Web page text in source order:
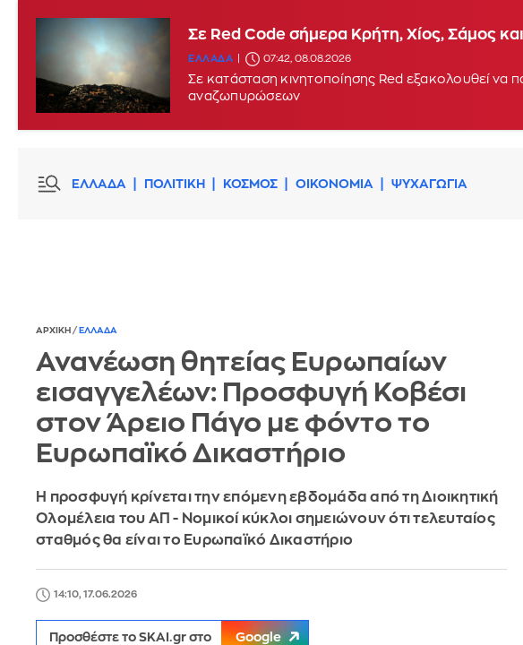
Σε Red Code σήμερα Κρήτη, Χίος, Σάμος
ΕΛΛΑΔΑ 07:42, 08.08.2026
Σε κατάσταση κινητοποίησης Red εξακολουθεί να
αναζωπυρώσεων
ΕΛΛΑΔΑ ΠΟΛΙΤΙΚΗ ΚΟΣΜΟΣ ΟΙΚΟΝΟΜΙΑ ΨΥΧΑΓΩΓΙΑ
ΑΡΧΙΚΗ / ΕΛΛΑΔΑ
Ανανέωση θητείας Ευρωπαίων
εισαγγελέων: Προσφυγή Κοβέσι
στον Άρειο Πάγο με φόντο το
Ευρωπαϊκό Δικαστήριο
Η προσφυγή κρίνεται την επόμενη εβδομάδα από τη Διοικητική
Ολομέλεια του ΑΠ - Νομικοί κύκλοι σημειώνουν ότι τελευταίος
σταθμός θα είναι το Ευρωπαϊκό Δικαστήριο
14:10, 17.06.2026
Προσθέστε το SKAI.gr στο Google